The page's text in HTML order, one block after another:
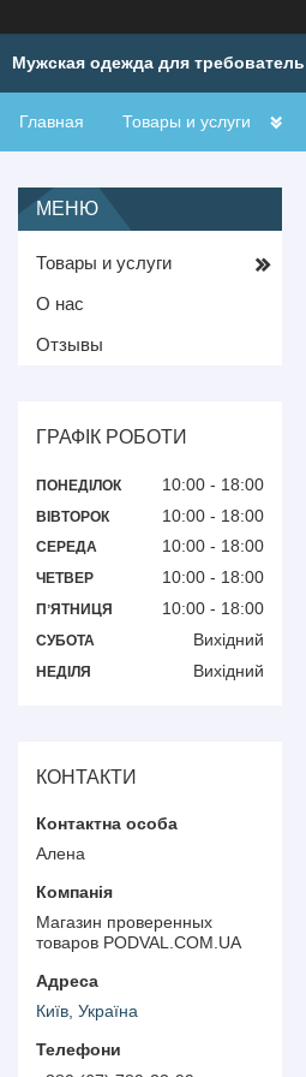
Мужская одежда для
Главная Товары и услуги
Товары и услуги
О нас
Отзывы
ГРАФІК РОБОТИ
ПОНЕДІЛОК 10:00 18:00
ВІВТОРОК 10:00 18:00
СЕРЕДА 10:00 18:00
ЧЕТВЕР 10:00 18:00
ПʼЯТНИЦЯ 10:00 18:00
СУБОТА Вихідний
НЕДІЛЯ Вихідний
КОНТАКТИ
Алена
Магазин проверенных
товаров PODVAL.СOM.UA
Київ, Україна